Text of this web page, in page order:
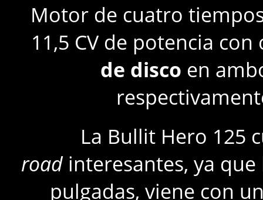
Motor de cuatro
11,5 CV de potencia
de disco en
La Bullit Hero 125
roadinteresantes, ya
pulgadas, viene con